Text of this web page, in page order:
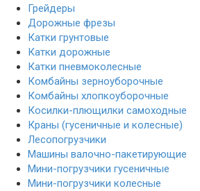
Грейдеры
Дорожные фрезы
Катки грунтовые
Катки дорожные
Катки пневмоколесные
Комбайны зерноуборочные
Комбайны хлопкоуборочные
Косилки-плющилки самоходные
Краны (гусеничные и колесные)
Лесопогрузчики
Машины валочно-пакетирующие
Мини-погрузчики гусеничные
Мини-погрузчики колесные